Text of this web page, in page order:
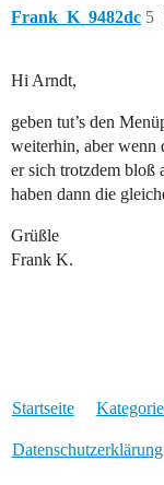
Frank_K_9482dc 5
Hi Arndt,
geben tut’s den
weiterhin, aber wenn
er sich trotzdem bloß
haben dann die
Grüßle
Frank K.
Startseite
Datenschutzerklärung